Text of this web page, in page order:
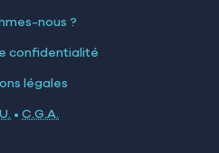
nous ?
confidentialité
légales
• C.G.A.